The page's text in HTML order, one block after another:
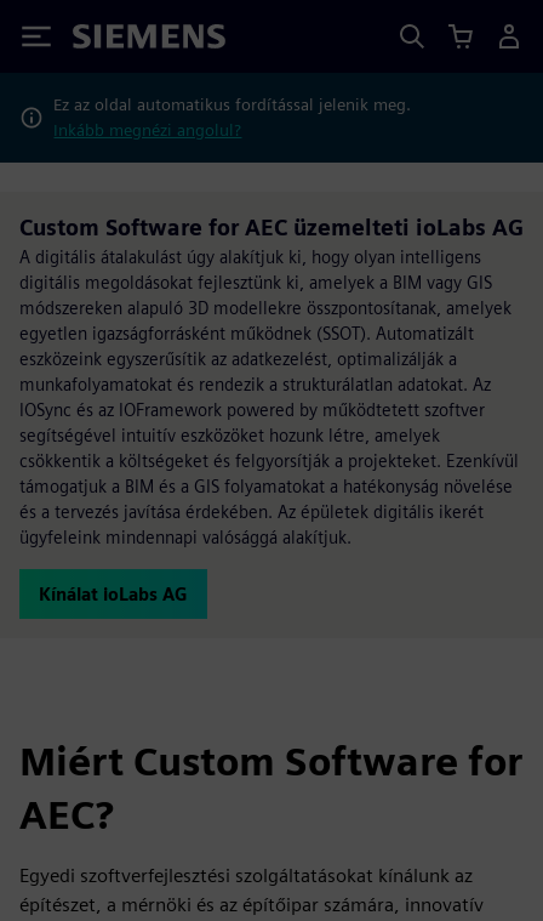
Siemens
Ez az oldal automatikus fordítással jelenik meg.
Inkább megnézi angolul?
Custom Software for AEC üzemelteti ioLabs AG
A digitális átalakulást úgy alakítjuk ki, hogy olyan intelligens
digitális megoldásokat fejlesztünk ki, amelyek a BIM vagy GIS
módszereken alapuló 3D modellekre összpontosítanak, amelyek
egyetlen igazságforrásként működnek (SSOT). Automatizált
eszközeink egyszerűsítik az adatkezelést, optimalizálják a
munkafolyamatokat és rendezik a strukturálatlan adatokat. Az
IOSync és az IOFramework powered by működtetett szoftver
segítségével intuitív eszközöket hozunk létre, amelyek
csökkentik a költségeket és felgyorsítják a projekteket. Ezenkívül
támogatjuk a BIM és a GIS folyamatokat a hatékonyság növelése
és a tervezés javítása érdekében. Az épületek digitális ikerét
ügyfeleink mindennapi valósággá alakítjuk.
Kínálat ioLabs AG
Miért Custom Software for
AEC?
Egyedi szoftverfejlesztési szolgáltatásokat kínálunk az
építészet, a mérnöki és az építőipar számára, innovatív